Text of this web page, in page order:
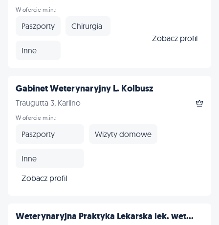
W ofercie m.in.:
Paszporty Chirurgia
Inne
Zobacz profil
Gabinet Weterynaryjny L. Kolbusz
Traugutta 3, Karlino
W ofercie m.in.:
Paszporty Wizyty domowe
Inne
Zobacz profil
Weterynaryjna Praktyka Lekarska lek. wet...